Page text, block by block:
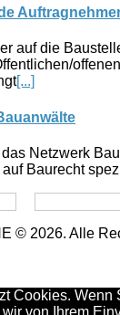
auf die
[...]
Netzwerk
Baurecht
© 2026. Alle
Cookies. Wenn
von Ihrem